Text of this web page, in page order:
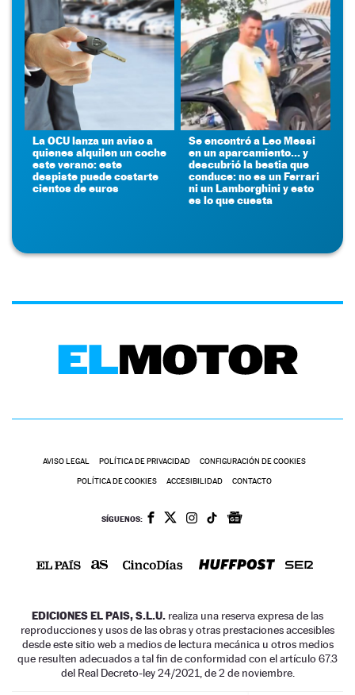
La OCU lanza un aviso a
quienes alquilen un coche
este verano: este
despiste puede costarte
cientos de euros
Se encontró a Leo Messi
en un aparcamiento... y
descubrió la bestia que
conduce: no es un Ferrari
ni un Lamborghini y esto
es lo que cuesta
AVISO LEGAL POLÍTICA DE PRIVACIDAD CONFIGURACIÓN DE COOKIES
POLÍTICA DE COOKIES ACCESIBILIDAD CONTACTO
SÍGUENOS:
EDICIONES EL PAIS, S.L.U. realiza una reserva expresa de las
reproducciones y usos de las obras y otras prestaciones accesibles
desde este sitio web a medios de lectura mecánica u otros medios
que resulten adecuados a tal fin de conformidad con el artículo 67.3
del Real Decreto-ley 24/2021, de 2 de noviembre.